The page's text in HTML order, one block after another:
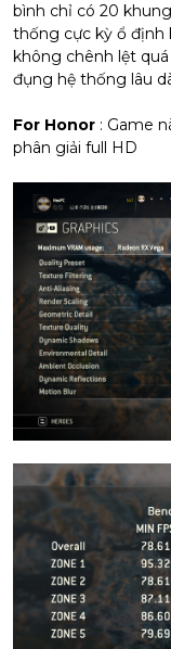
bình chỉ có 20
thống cực kỳ ổ định
không chênh lệt
đụng hệ thống lâu
For Honor : Game
phân giải full HD